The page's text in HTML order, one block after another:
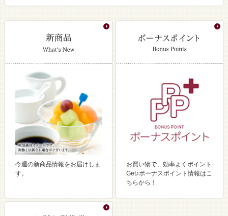
今週の新商品情報をお届けしま
す。
お買い物で、効率よくポイント
Get♪ボーナスポイント情報はこ
ちらから！